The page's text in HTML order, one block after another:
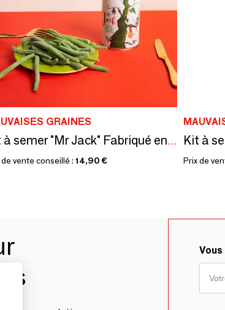
GRAINES
Kit à semer "Mr Jack" Fabriqué en France
vente conseillé : 14,90 € Prix de